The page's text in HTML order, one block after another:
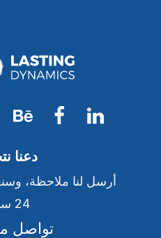
دعنا
أرسل لنا ملاحظة،
24 ساعة.
تواصل